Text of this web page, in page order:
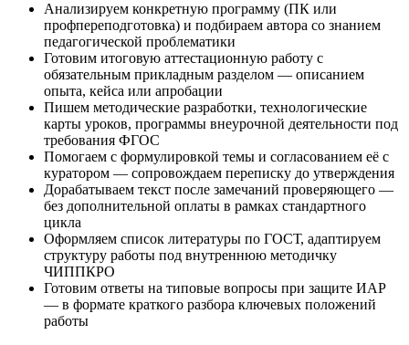
Анализируем конкретную программу (ПК или
профпереподготовка) и подбираем автора со знанием
педагогической проблематики
Готовим итоговую аттестационную работу с
обязательным прикладным разделом — описанием
опыта, кейса или апробации
Пишем методические разработки, технологические
карты уроков, программы внеурочной деятельности под
требования ФГОС
Помогаем с формулировкой темы и согласованием её с
куратором — сопровождаем переписку до утверждения
Дорабатываем текст после замечаний проверяющего —
без дополнительной оплаты в рамках стандартного
цикла
Оформляем список литературы по ГОСТ, адаптируем
структуру работы под внутреннюю методичку
ЧИППКРО
Готовим ответы на типовые вопросы при защите ИАР
— в формате краткого разбора ключевых положений
работы